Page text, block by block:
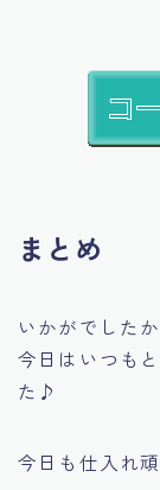
まとめ
いかがでしたか
今日はいつも
た♪
今日も仕入れ